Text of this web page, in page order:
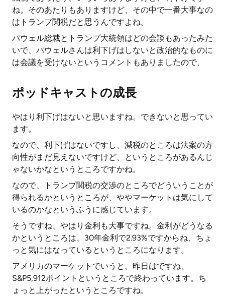
ね。そのあたりもありますけど、その中で一番大事なの
はトランプ関税だと思うんですよね。
パウェル総裁とトランプ大統領はどの会談もあったみた
いで、パウェルさんは利下げはしないと政治的なものに
は会議を受けないというコメントもありましたので、
ポッドキャストの成長
やはり利下げはないと思いますね。できないと思ってい
ます。
なので、利下げはないですし、減税のところは法案の方
向性がまだ見えないですけど、というところがあるんじ
ゃないかなというところですかね。
なので、トランプ関税の交渉のところでどういうことが
得られるかというところが、ややマーケットは気にして
いるのかなというふうに感じています。
そうですね、やはり金利も大事ですね。金利がどうなる
かというところは、30年金利で2.93%ですからね、ちょ
っと気にはなっているというところになります。
アメリカのマーケットでいうと、昨日はですね、
S&P5,912ポイントというところで終わっています。ち
ょっと上がったというところですね。